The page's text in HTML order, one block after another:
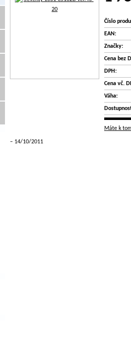
Číslo
EAN:
Značky:
Cena bez
DPH:
Cena vč.
Váha:
Máte k
14/10/2011